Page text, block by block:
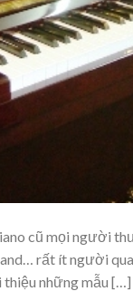
cũ mọi người
rất ít người
những mẫu […]